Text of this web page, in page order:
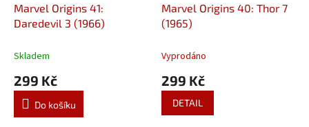
Marvel Origins 41:
Daredevil 3 (1966)
Skladem
299 Kč
Do košíku
Marvel Origins 40: Thor 7
(1965)
Vyprodáno
299 Kč
DETAIL